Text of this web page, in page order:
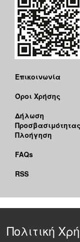
Επικοινωνία
Όροι Χρήσης
Δήλωση
Προσβασιμότητας
Πλοήγηση
FAQs
RSS
Πολιτική